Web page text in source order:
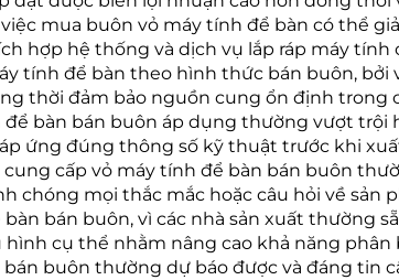
mua buôn vỏ máy tính để bàn có thể
hợp hệ thống và dịch vụ lắp ráp máy
tính để bàn theo hình thức bán buôn,
thời đảm bảo nguồn cung ổn định trong
để bàn bán buôn áp dụng thường vượt
ứng đúng thông số kỹ thuật trước khi
cung cấp vỏ máy tính để bàn bán buôn
chóng mọi thắc mắc hoặc câu hỏi về
bán buôn, vì các nhà sản xuất thường
cụ thể nhằm nâng cao khả năng
buôn thường dự báo được và đáng tin